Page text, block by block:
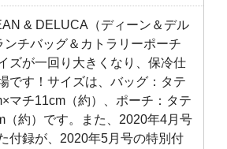
& DELUCA（ディーン＆デル
ンチバッグ＆カトラリーポーチ
ズが一回り大きくなり、保冷仕
です！サイズは、バッグ：タテ
マチ11cm（約）、ポーチ：タテ
（約）です。また、2020年4月号
付録が、2020年5月号の特別付